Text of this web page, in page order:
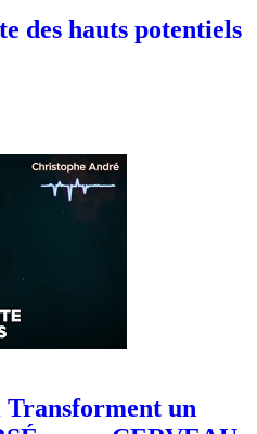
des hauts potentiels
Transforment un